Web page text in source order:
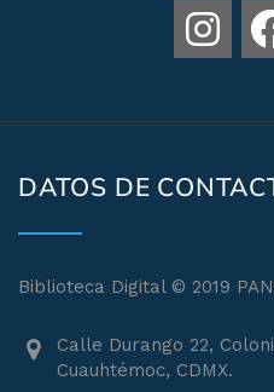
DATOS DE
Biblioteca Digital © 2019
Calle Durango 22,
Cuauhtémoc, CDMX.